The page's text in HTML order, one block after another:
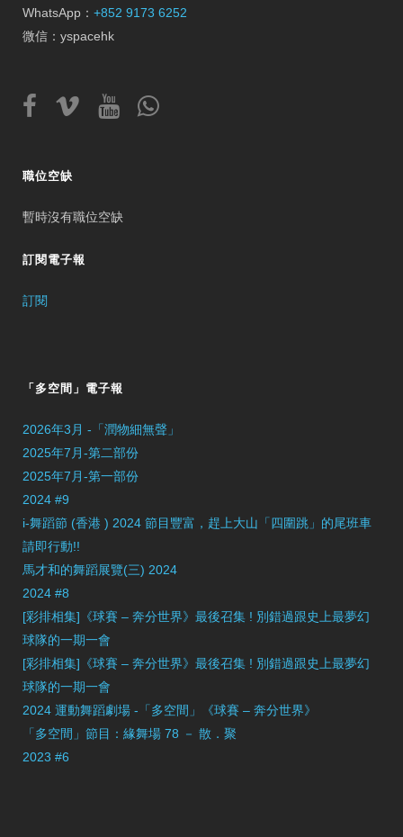
WhatsApp： +852 9173 6252
微信：yspacehk
職位空缺
暫時沒有職位空缺
訂閱電子報
訂閱
「多空間」電子報
2026年3月 -「潤物細無聲」
2025年7月-第二部份
2025年7月-第一部份
2024 #9
i-舞蹈節 (香港 ) 2024 節目豐富，趕上大山「四圍跳」的尾班車
請即行動!!
馬才和的舞蹈展覽(三) 2024
2024 #8
[彩排相集]《球賽 – 奔分世界》最後召集 ! 別錯過跟史上最夢幻
球隊的一期一會
[彩排相集]《球賽 – 奔分世界》最後召集 ! 別錯過跟史上最夢幻
球隊的一期一會
2024 運動舞蹈劇場 -「多空間」《球賽 – 奔分世界》
「多空間」節目：緣舞場 78 － 散．聚
2023 #6